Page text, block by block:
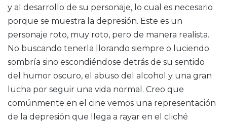
y al desarrollo de su personaje, lo cual es necesario
porque se muestra la depresión. Este es un
personaje roto, muy roto, pero de manera realista.
No buscando tenerla llorando siempre o luciendo
sombría sino escondiéndose detrás de su sentido
del humor oscuro, el abuso del alcohol y una gran
lucha por seguir una vida normal. Creo que
comúnmente en el cine vemos una representación
de la depresión que llega a rayar en el cliché